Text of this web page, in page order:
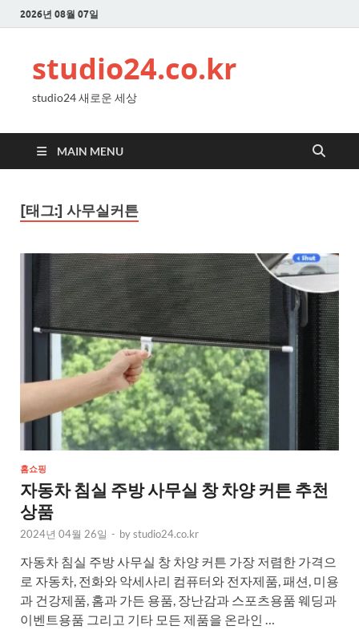
2026년 08월 07일
studio24.co.kr
studio24 새로운 세상
MAIN MENU
[태그:] 사무실커튼
홈쇼핑
자동차 침실 주방 사무실 창 차양 커튼 추천
상품
2024년 04월 26일 - bystudio24.co.kr
자동차 침실 주방 사무실 창 차양 커튼 가장 저렴한 가격으
로 자동차, 전화와 악세사리 컴퓨터와 전자제품, 패션, 미용
과 건강제품, 홈과 가든 용품, 장난감과 스포츠용품 웨딩과
이벤트용품 그리고 기타 모든 제품을 온라인 …